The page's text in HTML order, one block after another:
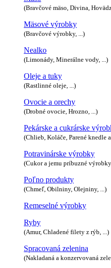
(Bravčové mäso, Divina,
Mäsové výrobky
(Bravčové výrobky, ...)
Nealko
(Limonády, Minerálne vody, ...)
Oleje a tuky
(Rastlinné oleje, ...)
Ovocie a orechy
(Drobné ovocie, Hrozno, ...)
Pekárske a cukrárske
(Chlieb, Koláče, Parené knedle
Potravinárske výrobky
(Cukor a jemu príbuzné
Poľno produkty
(Chmeľ, Obilniny, Olejniny, ...)
Remeselné výrobky
Ryby
(Amur, Chladené filety z rýb, ...)
Spracovaná zelenina
(Nakladaná a konzervovaná